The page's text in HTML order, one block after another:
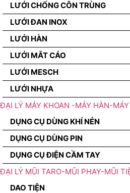
LƯỚI CHỐNG CÔN TRÙNG
LƯỚI ĐAN INOX
LƯỚI HÀN
LƯỚI MẮT CÁO
LƯỚI MESCH
LƯỚI NHỰA
ĐẠI LÝ MÁY KHOAN -MÁY HÀN-
DỤNG CỤ DÙNG KHÍ NÉN
DỤNG CỤ DÙNG PIN
DỤNG CỤ ĐIỆN CẦM TAY
ĐẠI LÝ MŨI TARO-MŨI PHAY-MŨI
DAO TIỆN